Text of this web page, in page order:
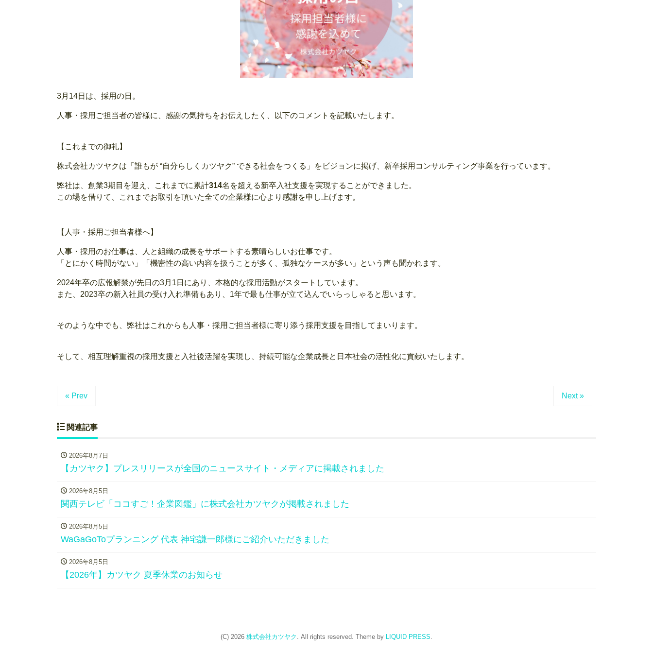
3月14日は、採用の日。
人事・採用ご担当者の皆様に、感謝の気持ちをお伝えしたく、以下のコメントを記載いたします。
【これまでの御礼】
株式会社カツヤクは「誰もが “自分らしくカツヤク” できる社会をつくる」をビジョンに掲げ、新卒採用コンサルティング事業を行っています。
弊社は、創業3期目を迎え、これまでに累計314名を超える新卒入社支援を実現することができました。
この場を借りて、これまでお取引を頂いた全ての企業様に心より感謝を申し上げます。
【人事・採用ご担当者様へ】
人事・採用のお仕事は、人と組織の成長をサポートする素晴らしいお仕事です。
「とにかく時間がない」「機密性の高い内容を扱うことが多く、孤独なケースが多い」という声も聞かれます。
2024年卒の広報解禁が先日の3月1日にあり、本格的な採用活動がスタートしています。
また、2023卒の新入社員の受け入れ準備もあり、1年で最も仕事が立て込んでいらっしゃると思います。
そのような中でも、弊社はこれからも人事・採用ご担当者様に寄り添う採用支援を目指してまいります。
そして、相互理解重視の採用支援と入社後活躍を実現し、持続可能な企業成長と日本社会の活性化に貢献いたします。
« Prev Next »
関連記事
2026年8月7日
【カツヤク】プレスリリースが全国のニュースサイト・メディアに掲載されました
2026年8月5日
関西テレビ「ココすご！企業図鑑」に株式会社カツヤクが掲載されました
2026年8月5日
WaGaGoToプランニング 代表 神宅謙一郎様にご紹介いただきました
2026年8月5日
【2026年】カツヤク 夏季休業のお知らせ
(C) 2026 株式会社カツヤク . All rights reserved. Theme by LIQUID PRESS